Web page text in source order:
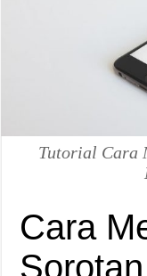
Tutorial Cara
Cara